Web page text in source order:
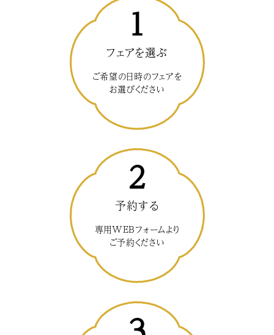
1
フェアを選ぶ
ご希望の日時のフェアを
お選びください
2
予約する
専用WEBフォームより
ご予約ください